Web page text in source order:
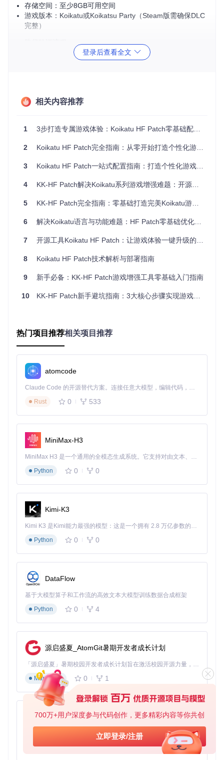
700万+用户深度参与代码创作，更多精彩内容等你共创
立即登录/注册
存储空间：至少8GB可用空间
游戏版本：Koikatu或Koikatsu Party（Steam版需确保DLC
完整）
确认游戏安装路径不包含日文字符或特殊符号
Steam版用户注意：虽然Steam默认路径通常合规，但仍需检
的准备能显著提升安装效率。
获取完整补丁包
从项目仓库获取最新版本的HF Patch，需包含：
主安装程序（.exe文件）
数据文件（若干.bin文件）
文件校验步骤
将所有下载文件放置在同一文件夹（不要放入游戏目录）
检查文件完整性：右键属性查看文件大小是否与官方说明
临时关闭防病毒软件（未签名程序可能触发误报）
模块化安装流程
可能需要管理员权限）
路径选择界面✅ 点击"浏览"按钮选择游戏根目录 ✅ 确认路
径无误后点击"下一步"
组件选择
核心组件：必选（包含基础翻译和功能修复）
资源包：可选高清材质和额外内容
安装执行点击"安装"后等待进度完成，此过程通常需要5-1
响应，请勿强制关闭程序
配置优化与性能调整
安装完成后，适当的配置优化能显著提升游戏体验，如同给新
车做首保，确保性能发挥到最佳状态。
首次启动设置
首次启动会自动配置基础设置，耗时可能较长（老旧系统
可能需要3-5分钟）
图形设置建议：
分辨率：根据显示器调整（推荐1920×1080）
抗锯齿：FXAA模式兼顾画质与性能
4GB）
模组管理：通过"Sideloader Modpack"功能更新或禁用模组
设置
验证测试与问题解决
完成安装后进行全面测试，确保所有功能正常工作。以下是常
见问题的"症状-原因-解决方案"分析：
登录后查看全文
相关内容推荐
1 3步打造专属游戏体验：Koikatu HF Patch零基础配置指南
2 Koikatu HF Patch完全指南：从零开始打造个性化游戏体验
3 Koikatu HF Patch一站式配置指南：打造个性化游戏体验
4 KK-HF Patch解决Koikatu系列游戏增强难题：开源工具新手安装与优化指南
5 KK-HF Patch完全指南：零基础打造完美Koikatu游戏体验
6 解决Koikatu语言与功能难题：HF Patch零基础优化指南
7 开源工具Koikatu HF Patch：让游戏体验一键升级的自动化增强方案
8 Koikatu HF Patch技术解析与部署指南
9 新手必备：KK-HF Patch游戏增强工具零基础入门指南
10 KK-HF Patch新手避坑指南：3大核心步骤实现游戏翻译与功能增强
热门项目推荐相关项目推荐
atomcode
Claude Code 的开源替代方案。连接任意大模型，编辑代码，运行命令，自动验证 — 全自动执行。用 Rust 构建，极致性能。 ｜ An open-source alternative to Claude Code. Connect any LLM, edit code, run commands, and verify changes — autonomously. Built in Rust for speed. Get Started
Rust
0 533
MiniMax-H3
MiniMax H3 是一个通用的全模态生成系统。它支持对由文本、图像、视频和音频组成的多模态上下文进行统一理解，并能生成分辨率高达 2K、时长可达 15 秒的带原生立体声音频的视频。得益于面向任务泛化的系统设计，H3 在预训练阶段就已具备广泛的多模态上下文理解与生成能力，能够出色地执行复杂的多模态指令。
Python
0 0
Kimi-K3
Kimi K3 是Kimi能力最强的模型：这是一个拥有 2.8 万亿参数的混合专家（MoE）模型，具备原生视觉理解能力，并支持 100 万 token 的上下文窗口。
Python
0 0
DataFlow
基于大模型算子和工作流的高效文本大模型训练数据合成框架
Python
0 4
源启盛夏_AtomGit暑期开发者成长计划
「源启盛夏」暑期校园开发者成长计划旨在激活校园开源力量，通过积分激励、认证扶持、资源倾斜等形式，引导高校组织和开发者完成「入驻 — 建项目 — 做贡献 — 获认证 — 得资源」的完整闭环。无论你是想带领社团入驻平台的组织者，还是希望用代码贡献证明自己的开发者，都能在这里找到属于你的成长路径。
Markdown
0 1
py-xiaozhi
基于Python的Xiaozhi AI，适用于想要完整Xiaozhi体验而无需拥有专用硬件的用户。
Python
0 1